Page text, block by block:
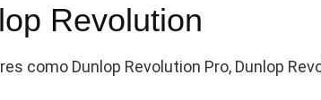
Revolution
como Dunlop Revolution Pro, Dunlop